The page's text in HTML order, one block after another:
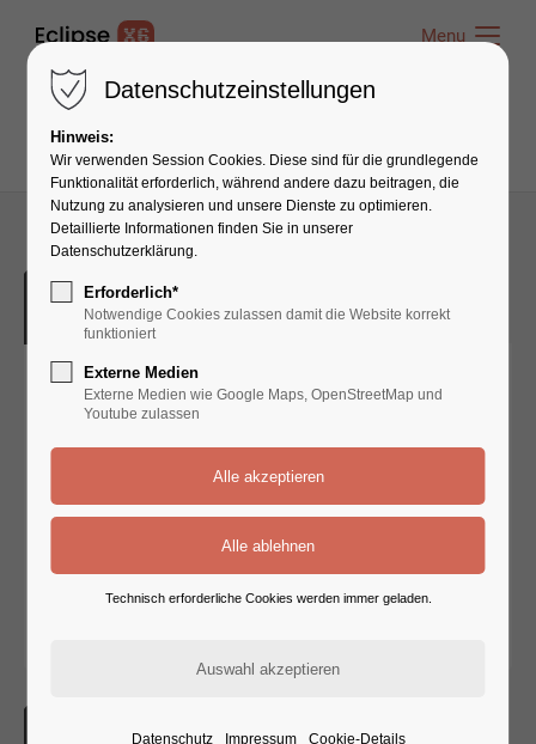
Menu
23
November
Lesung FLUSSLINIEN in Berlin
Moderation: Danuta Schmidt
Mark-Twain-Bibliothek
Marzahner Promenade 57
VON KATHARINA HAGENA
23. NOVEMBER 2026
Datenschutzeinstellungen
Hinweis:
Wir verwenden Session Cookies. Diese sind für die grundlegende
Funktionalität erforderlich, während andere dazu beitragen, die
Nutzung zu analysieren und unsere Dienste zu optimieren.
Detaillierte Informationen finden Sie in unserer
Datenschutzerklärung.
Erforderlich*
Notwendige Cookies zulassen damit die Website korrekt
funktioniert
Externe Medien
Externe Medien wie Google Maps, OpenStreetMap und
Youtube zulassen
Technisch erforderliche Cookies werden immer geladen.
Datenschutz Impressum Cookie-Details
Menu